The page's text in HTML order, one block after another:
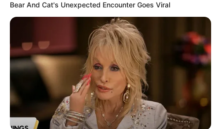
Bear And Cat's Unexpected Encounter Goes Viral